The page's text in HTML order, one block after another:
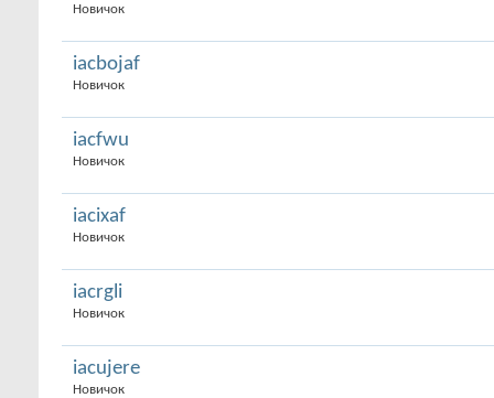
Новичок
iacbojaf
Новичок
iacfwu
Новичок
iacixaf
Новичок
iacrgli
Новичок
iacujere
Новичок